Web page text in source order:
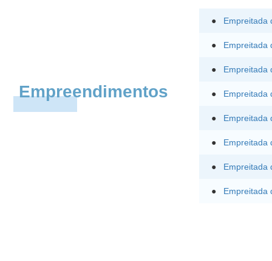
Empreendimentos
● Empreitada
● Empreitada
● Empreitada
● Empreitada
● Empreitada
● Empreitada
● Empreitada
● Empreitada